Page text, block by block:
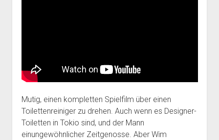
Mutig, einen kompletten Spielfilm über einen
Toilettenreiniger zu drehen. Auch wenn es Designer-
Toiletten in Tokio sind, und der Mann
einungewöhnlicher Zeitgenosse. Aber Wim